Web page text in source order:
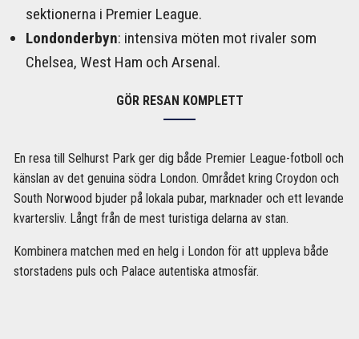
sektionerna i Premier League.
Londonderbyn: intensiva möten mot rivaler som
Chelsea, West Ham och Arsenal.
GÖR RESAN KOMPLETT
En resa till Selhurst Park ger dig både Premier League-fotboll och
känslan av det genuina södra London. Området kring Croydon och
South Norwood bjuder på lokala pubar, marknader och ett levande
kvartersliv. Långt från de mest turistiga delarna av stan.
Kombinera matchen med en helg i London för att uppleva både
storstadens puls och Palace autentiska atmosfär.